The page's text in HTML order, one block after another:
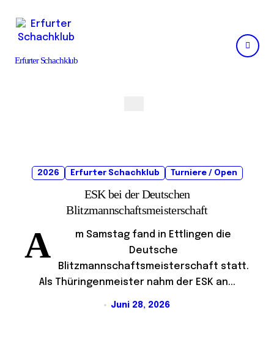
content
Erfurter Schachklub
2026 Erfurter Schachklub Turniere / Open
ESK bei der Deutschen
Blitzmannschaftsmeisterschaft
A
m Samstag fand in Ettlingen die
Deutsche
Blitzmannschaftsmeisterschaft statt.
Als Thüringenmeister nahm der ESK an...
Juni 28, 2026